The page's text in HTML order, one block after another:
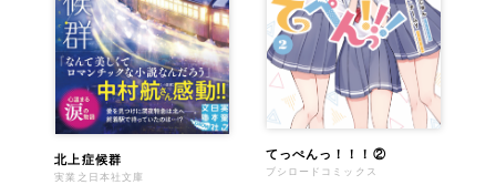
北上症候群
実業之日本社文庫
てっぺんっ！！！②
ブシロードコミックス